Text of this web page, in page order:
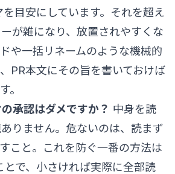
目安にしています。それを超え
が雑になり、放置されやすくな
や一括リネームのような機械的
PR本文にその旨を書いておけば
。
承認はダメですか？ 中身を読
りません。危ないのは、読まず
こと。これを防ぐ一番の方法は
とで、小さければ実際に全部読